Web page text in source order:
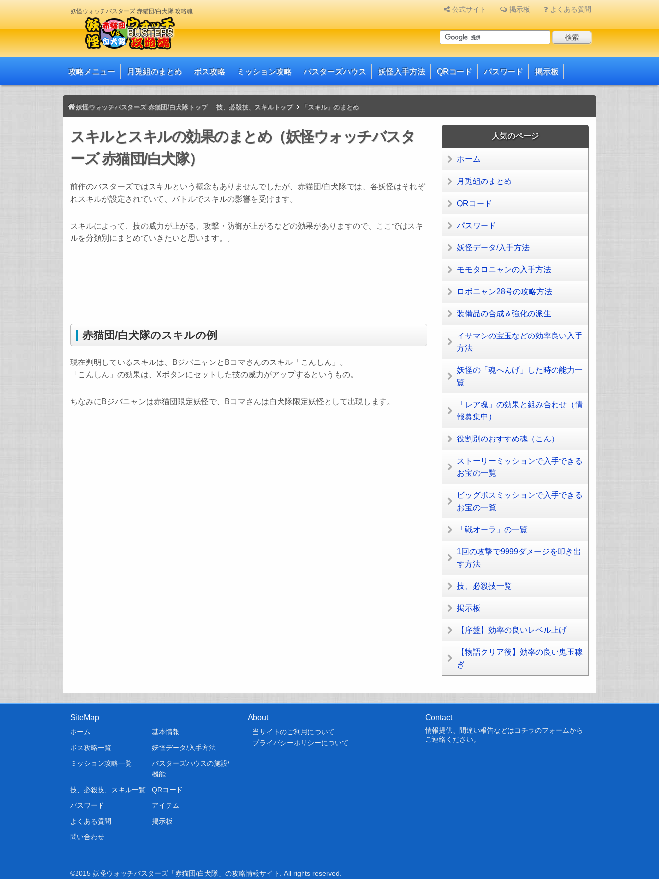
妖怪ウォッチバスターズ 赤猫団/白犬隊 攻略魂 公式サイト 掲示板 よくある質問
攻略メニュー 月兎組のまとめ ボス攻略 ミッション攻略 バスターズハウス 妖怪入手方法 QRコード パスワード 掲示板
妖怪ウォッチバスターズ 赤猫団/白犬隊トップ 技、必殺技、スキルトップ 「スキル」のまとめ
スキルとスキルの効果のまとめ（妖怪ウォッチバスタ
ーズ 赤猫団/白犬隊）
前作のバスターズではスキルという概念もありませんでしたが、赤猫団/白犬隊では、各妖怪はそれぞ
れスキルが設定されていて、バトルでスキルの影響を受けます。
スキルによって、技の威力が上がる、攻撃・防御が上がるなどの効果がありますので、ここではスキ
ルを分類別にまとめていきたいと思います。。
赤猫団/白犬隊のスキルの例
現在判明しているスキルは、BジバニャンとBコマさんのスキル「こんしん」。
「こんしん」の効果は、Xボタンにセットした技の威力がアップするというもの。
ちなみにBジバニャンは赤猫団限定妖怪で、Bコマさんは白犬隊限定妖怪として出現します。
人気のページ
ホーム
月兎組のまとめ
QRコード
パスワード
妖怪データ/入手方法
モモタロニャンの入手方法
ロボニャン28号の攻略方法
装備品の合成＆強化の派生
イサマシの宝玉などの効率良い入手
方法
妖怪の「魂へんげ」した時の能力一
覧
「レア魂」の効果と組み合わせ（情
報募集中）
役割別のおすすめ魂（こん）
ストーリーミッションで入手できる
お宝の一覧
ビッグボスミッションで入手できる
お宝の一覧
「戦オーラ」の一覧
1回の攻撃で9999ダメージを叩き出
す方法
技、必殺技一覧
掲示板
【序盤】効率の良いレベル上げ
【物語クリア後】効率の良い鬼玉稼
ぎ
SiteMap
ホーム
基本情報
ボス攻略一覧
妖怪データ/入手方法
ミッション攻略一覧
バスターズハウスの施設/
機能
技、必殺技、スキル一覧
QRコード
パスワード
アイテム
よくある質問
掲示板
問い合わせ
About
当サイトのご利用について
プライバシーポリシーについて
Contact
情報提供、間違い報告などはコチラのフォームから
ご連絡ください。
©2015 妖怪ウォッチバスターズ「赤猫団/白犬隊」の攻略情報サイト. All rights reserved.